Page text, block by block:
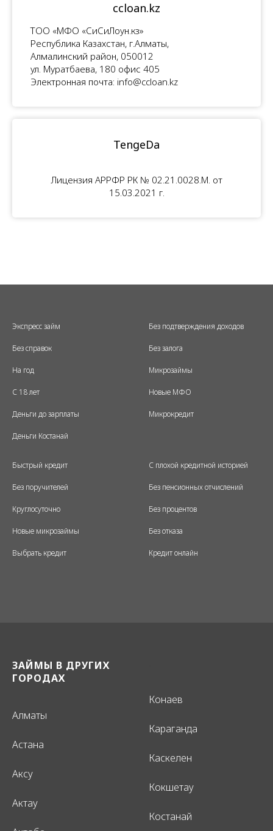
ccloan.kz
ТОО «МФО «СиСиЛоун.кз»
Республика Казахстан, г.Алматы,
Алмалинский район, 050012
ул. Муратбаева, 180 офис 405
Электронная почта: info@ccloan.kz
TengeDa
Лицензия АРРФР РК № 02.21.0028.M. от
15.03.2021 г.
Экспресс займ
Без справок
На год
С 18 лет
Деньги до зарплаты
Деньги Костанай
Без подтверждения доходов
Без залога
Микрозаймы
Новые МФО
Микрокредит
Быстрый кредит
Без поручителей
Круглосуточно
Новые микрозаймы
Выбрать кредит
С плохой кредитной историей
Без пенсионных отчислений
Без процентов
Без отказа
Кредит онлайн
ЗАЙМЫ В ДРУГИХ
ГОРОДАХ
Алматы
Астана
Аксу
Актау
Конаев
Караганда
Каскелен
Кокшетау
Костанай